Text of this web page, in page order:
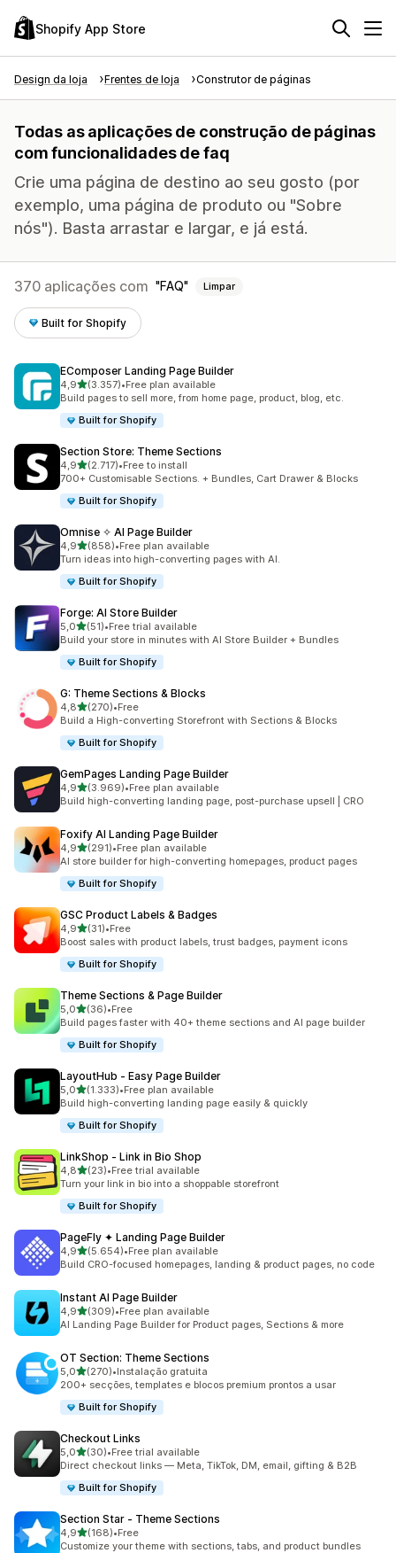
Shopify App Store
Design da loja Frentes de loja Construtor de páginas
Todas as aplicações de construção de páginas
com funcionalidades de faq
Crie uma página de destino ao seu gosto (por
exemplo, uma página de produto ou "Sobre
nós"). Basta arrastar e largar, e já está.
370 aplicações com FAQ Limpar
Built for Shopify
EComposer Landing Page Builder
4,9de 5 estrelas
(3.357)
3357 total de avaliações
•Free plan available
Build pages to sell more, from home page, product, blog, etc.
Built for Shopify
Section Store: Theme Sections
4,9de 5 estrelas
(2.717)
2717 total de avaliações
•Free to install
700+ Customisable Sections. + Bundles, Cart Drawer & Blocks
Built for Shopify
Omnise ✧ AI Page Builder
4,9de 5 estrelas
(858)
858 total de avaliações
•Free plan available
Turn ideas into high-converting pages with AI.
Built for Shopify
Forge: AI Store Builder
5,0de 5 estrelas
(51)
51 total de avaliações
•Free trial available
Build your store in minutes with AI Store Builder + Bundles
Built for Shopify
G: Theme Sections & Blocks
4,8de 5 estrelas
(270)
270 total de avaliações
•Free
Build a High-converting Storefront with Sections & Blocks
Built for Shopify
GemPages Landing Page Builder
4,9de 5 estrelas
(3.969)
3969 total de avaliações
•Free plan available
Build high-converting landing page, post-purchase upsell | CRO
Foxify AI Landing Page Builder
4,9de 5 estrelas
(291)
291 total de avaliações
•Free plan available
AI store builder for high-converting homepages, product pages
Built for Shopify
GSC Product Labels & Badges
4,9de 5 estrelas
(31)
31 total de avaliações
•Free
Boost sales with product labels, trust badges, payment icons
Built for Shopify
Theme Sections & Page Builder
5,0de 5 estrelas
(36)
36 total de avaliações
•Free
Build pages faster with 40+ theme sections and AI page builder
Built for Shopify
LayoutHub ‑ Easy Page Builder
5,0de 5 estrelas
(1.333)
1333 total de avaliações
•Free plan available
Build high-converting landing page easily & quickly
Built for Shopify
LinkShop ‑ Link in Bio Shop
4,8de 5 estrelas
(23)
23 total de avaliações
•Free trial available
Turn your link in bio into a shoppable storefront
Built for Shopify
PageFly ✦ Landing Page Builder
4,9de 5 estrelas
(5.654)
5654 total de avaliações
•Free plan available
Build CRO-focused homepages, landing & product pages, no code
Instant AI Page Builder
4,9de 5 estrelas
(309)
309 total de avaliações
•Free plan available
AI Landing Page Builder for Product pages, Sections & more
OT Section: Theme Sections
5,0de 5 estrelas
(270)
270 total de avaliações
•Instalação gratuita
200+ secções, templates e blocos premium prontos a usar
Built for Shopify
Checkout Links
5,0de 5 estrelas
(30)
30 total de avaliações
•Free trial available
Direct checkout links — Meta, TikTok, DM, email, gifting & B2B
Built for Shopify
Section Star ‑ Theme Sections
4,9de 5 estrelas
(168)
168 total de avaliações
•Free
Customize your theme with sections, tabs, and product bundles